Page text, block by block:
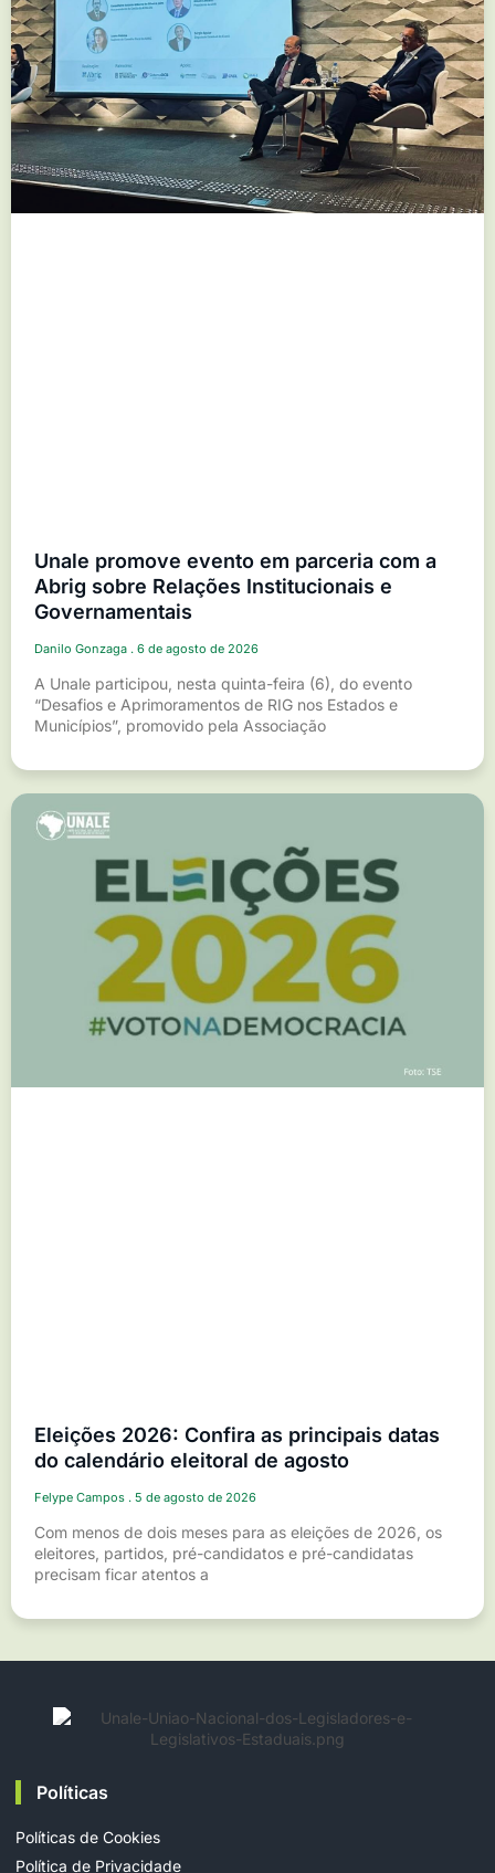
Unale promove evento em parceria com a
Abrig sobre Relações Institucionais e
Governamentais
Danilo Gonzaga 6 de agosto de 2026
A Unale participou, nesta quinta-feira (6), do evento
“Desafios e Aprimoramentos de RIG nos Estados e
Municípios”, promovido pela Associação
Eleições 2026: Confira as principais datas
do calendário eleitoral de agosto
Felype Campos 5 de agosto de 2026
Com menos de dois meses para as eleições de 2026, os
eleitores, partidos, pré-candidatos e pré-candidatas
precisam ficar atentos a
Políticas
Políticas de Cookies
Política de Privacidade